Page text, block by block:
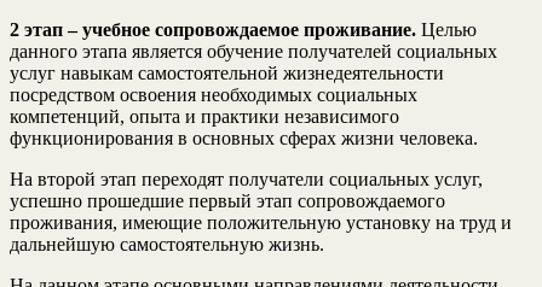
2 этап – учебное сопровождаемое проживание. Целью
данного этапа является обучение получателей социальных
услуг навыкам самостоятельной жизнедеятельности
посредством освоения необходимых социальных
компетенций, опыта и практики независимого
функционирования в основных сферах жизни человека.
На второй этап переходят получатели социальных услуг,
успешно прошедшие первый этап сопровождаемого
проживания, имеющие положительную установку на труд и
дальнейшую самостоятельную жизнь.